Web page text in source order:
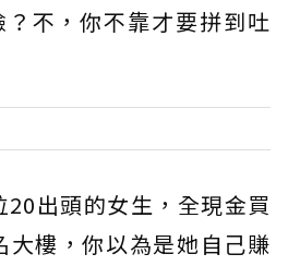
不，你不靠才要拼到吐
出頭的女生，全現金買
大樓，你以為是她自己賺